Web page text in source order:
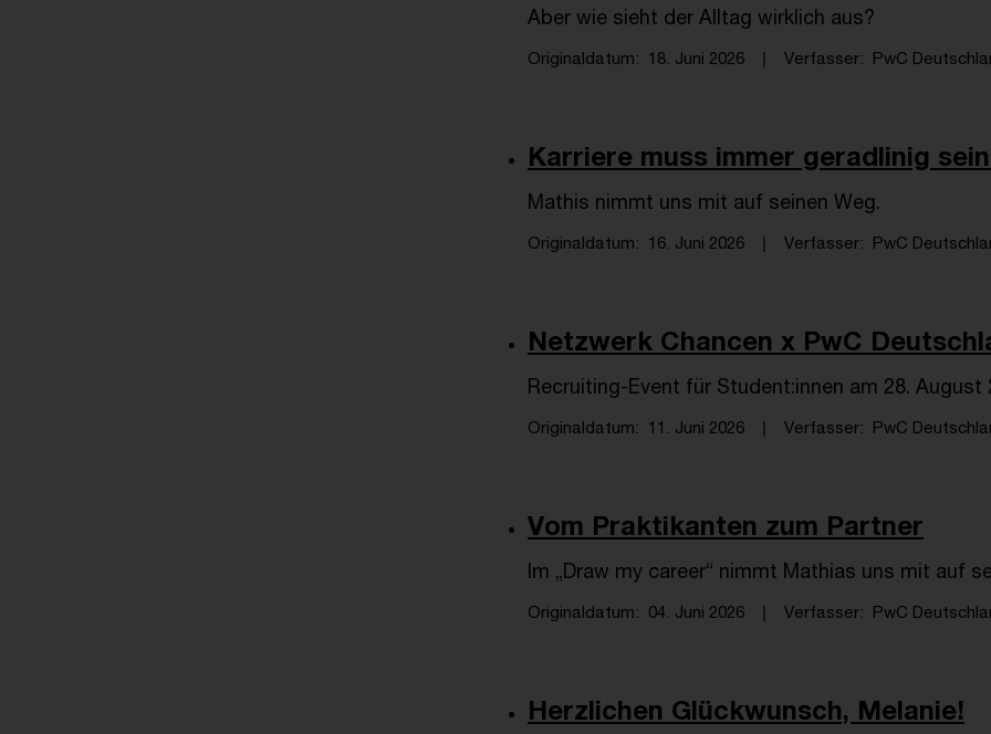
Aber wie sieht der Alltag wirklich aus?
Originaldatum 18. Juni 2026 Verfasser PwC
Karriere muss immer geradlinig
Mathis nimmt uns mit auf seinen Weg.
Originaldatum 16. Juni 2026 Verfasser PwC
Netzwerk Chancen x PwC
Recruiting-Event für Student:innen am 28. August
Originaldatum 11. Juni 2026 Verfasser PwC
Vom Praktikanten zum Partner
Im „Draw my career“ nimmt Mathias uns mit auf
Originaldatum 04. Juni 2026 Verfasser PwC
Herzlichen Glückwunsch, Melanie!